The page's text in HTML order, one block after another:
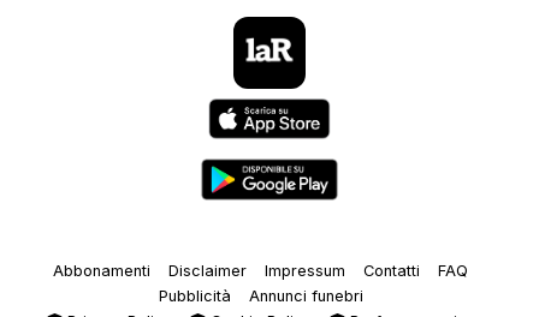
Abbonamenti Disclaimer Impressum Contatti
FAQ
Pubblicità
Annunci funebri